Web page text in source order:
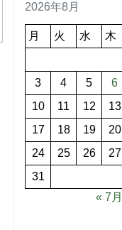
2026年8月
月 火 水 木
3
4 5 6
10
11 12 13
17
18 19 20
24
25 26 27
31
« 7月